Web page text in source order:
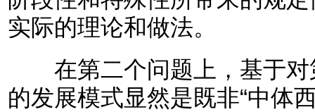
实际的理论和做法。
在第二个问题上，基于对
的发展模式显然是既非“中体